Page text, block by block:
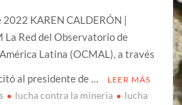
2022 KAREN CALDERÓN |
La Red del Observatorio de
Latina (OCMAL), a través
al presidente de …
LEER MÁS
lucha contra la minería lucha